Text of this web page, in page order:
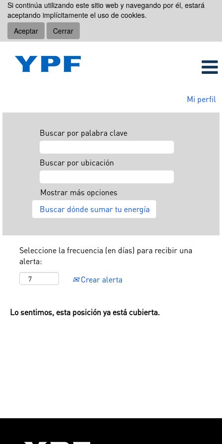
Si continúa utilizando este sitio web y navegando por él, estará
aceptando implícitamente el uso de cookies.
Aceptar
Cerrar
Mi perfil
Buscar por palabra clave
Buscar por ubicación
Mostrar más opciones
Seleccione la frecuencia (en días) para recibir una
alerta:
Crear alerta
Lo sentimos, esta posición ya está cubierta.